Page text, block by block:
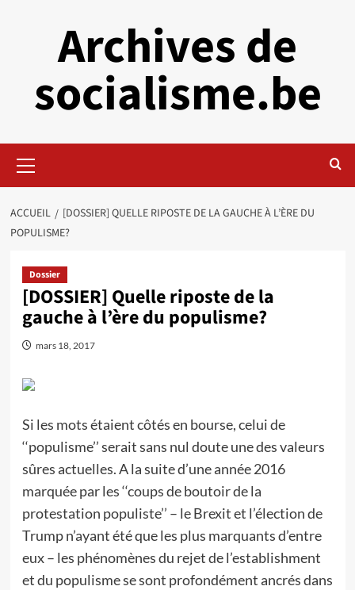
Archives de
socialisme.be
principal
ACCUEIL
[DOSSIER] QUELLE RIPOSTE DE LA GAUCHE À L’ÈRE DU
POPULISME?
Dossier
[DOSSIER] Quelle riposte de la
gauche à l’ère du populisme?
mars 18, 2017
Si les mots étaient côtés en bourse, celui de
‘‘populisme’’ serait sans nul doute une des valeurs
sûres actuelles. A la suite d’une année 2016
marquée par les ‘‘coups de boutoir de la
protestation populiste’’ – le Brexit et l’élection de
Trump n’ayant été que les plus marquants d’entre
eux – les phénomènes du rejet de l’establishment
et du populisme se sont profondément ancrés dans